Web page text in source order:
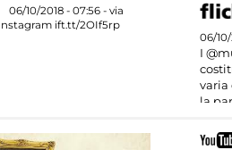
06/
I
varia
la